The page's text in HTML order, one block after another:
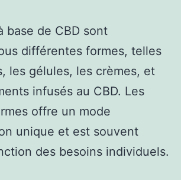
base de CBD sont
différentes formes, telles
les gélules, les crèmes, et
infusés au CBD. Les
offre un mode
unique et est souvent
des besoins individuels.